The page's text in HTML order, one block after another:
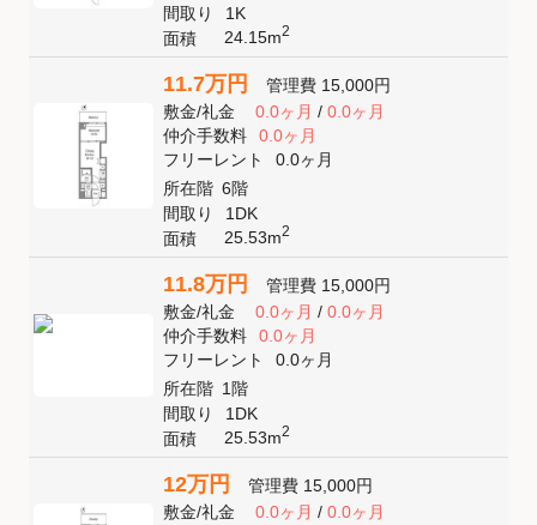
間取り
1K
面積
24.15m2
11.7万円 管理費 15,000円
敷金/礼金 0.0ヶ月/ 0.0ヶ月
仲介手数料
0.0ヶ月
フリーレント
0.0ヶ月
所在階 6階
間取り
1DK
面積
25.53m2
11.8万円 管理費 15,000円
敷金/礼金 0.0ヶ月/ 0.0ヶ月
仲介手数料
0.0ヶ月
フリーレント
0.0ヶ月
所在階 1階
間取り
1DK
面積
25.53m2
12万円 管理費 15,000円
敷金/礼金 0.0ヶ月/ 0.0ヶ月